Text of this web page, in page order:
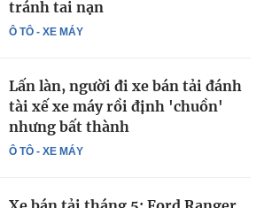
Ô TÔ - XE MÁY
tránh tai nạn
Ô TÔ - XE MÁY
Lấn làn, người đi xe bán tải đánh
tài xế xe máy rồi định 'chuồn'
nhưng bất thành